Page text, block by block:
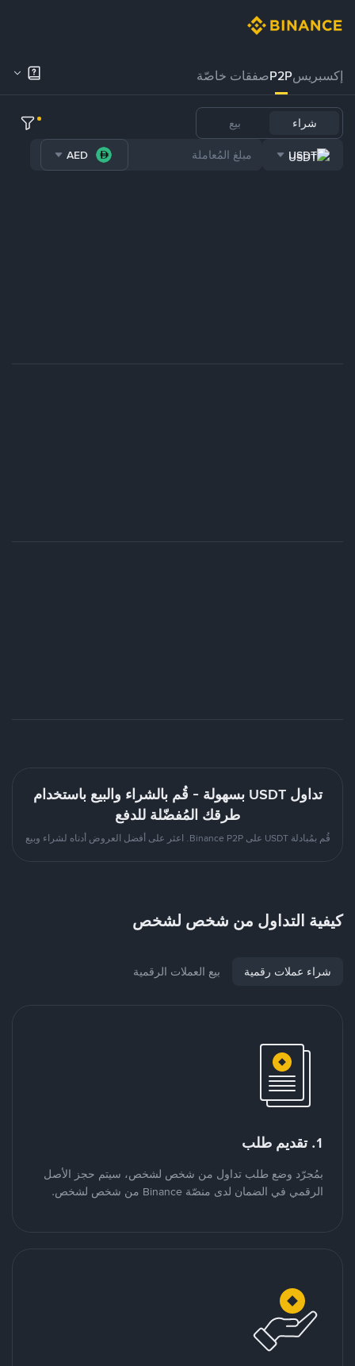
إكسبريسP2Pصفقات خاصّة
شراء بيع
USDT
AED
تداول USDT بسهولة - قُم بالشراء والبيع باستخدام
طرقك المُفضّلة للدفع
قُم بمُبادلة USDT على Binance P2P. اعثر على أفضل العروض أدناه لشراء وبيع
كيفية التداول من شخص لشخص
شراء عملات رقمية بيع العملات الرقمية
1. تقديم طلب
بمُجرّد وضع طلب تداول من شخص لشخص، سيتم حجز الأصل
الرقمي في الضمان لدى منصّة Binance من شخص لشخص.